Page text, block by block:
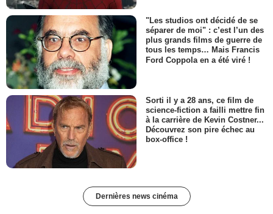
"Les studios ont décidé de se
séparer de moi" : c’est l’un des
plus grands films de guerre de
tous les temps… Mais Francis
Ford Coppola en a été viré !
Sorti il y a 28 ans, ce film de
science-fiction a failli mettre fin
à la carrière de Kevin Costner...
Découvrez son pire échec au
box-office !
Dernières news cinéma